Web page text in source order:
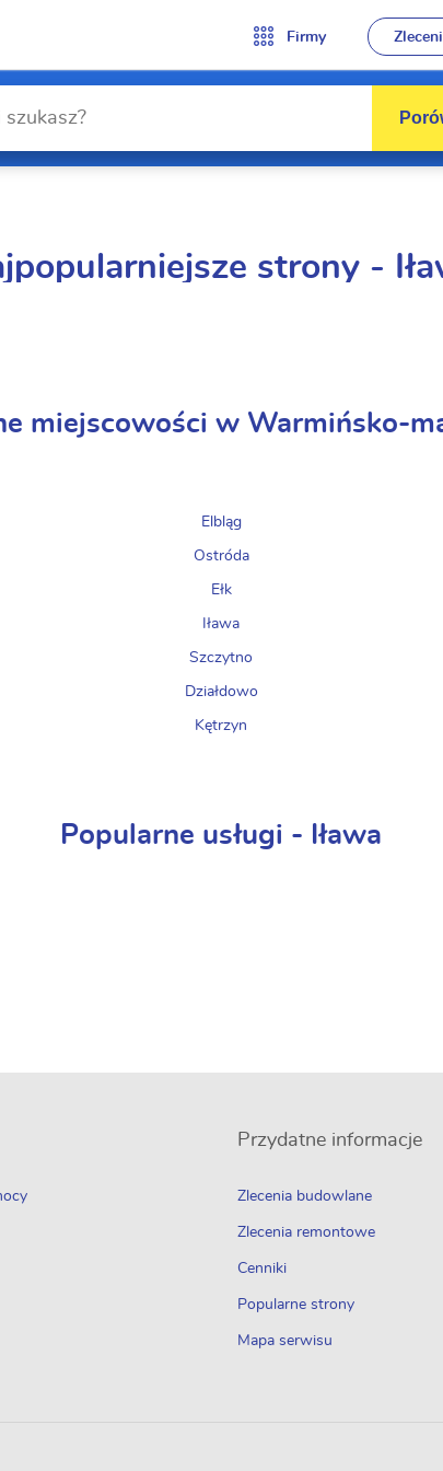
Firmy
strony -
miejscowości w Warmińsko-
Elbląg
Ostróda
Ełk
Iława
Szczytno
Działdowo
Kętrzyn
Popularne usługi - Iława
Przydatne informacje
Zlecenia budowlane
Zlecenia remontowe
Cenniki
Popularne strony
Mapa serwisu